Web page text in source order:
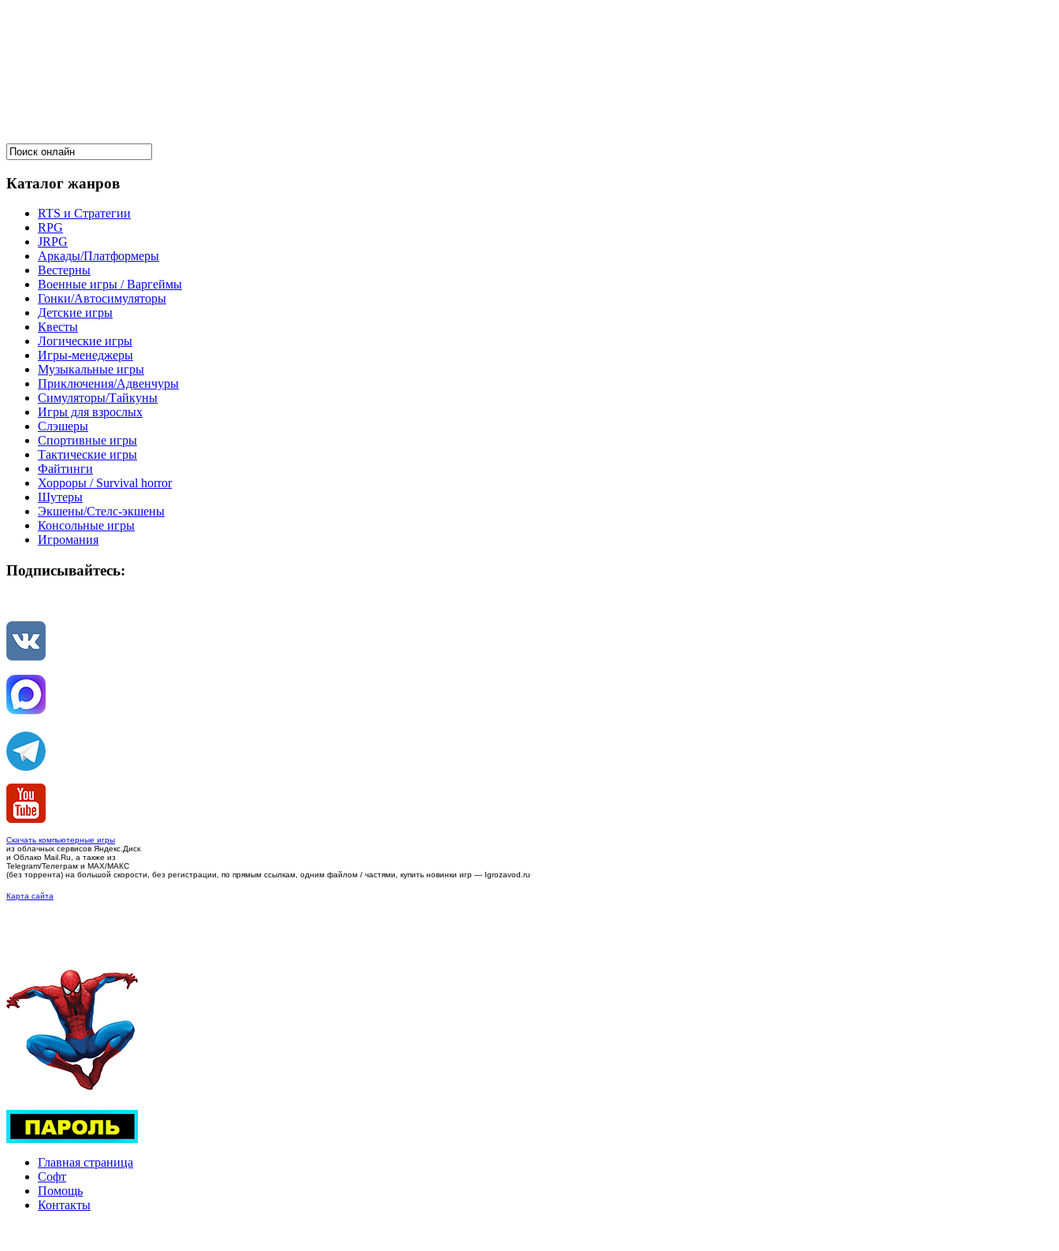
Каталог жанров
RTS и Стратегии
RPG
JRPG
Аркады/Платформеры
Вестерны
Военные игры / Варгеймы
Гонки/Автосимуляторы
Детские игры
Квесты
Логические игры
Игры-менеджеры
Музыкальные игры
Приключения/Адвенчуры
Симуляторы/Тайкуны
Игры для взрослых
Слэшеры
Спортивные игры
Тактические игры
Файтинги
Хорроры / Survival horror
Шутеры
Экшены/Стелс-экшены
Консольные игры
Игромания
Подписывайтесь:
Скачать компьютерные игры
из облачных сервисов Яндекс.Диск
и Облако Mail.Ru, а также из
Telegram/Телеграм и MAX/МАКС
(без торрента) на большой скорости, без регистрации, по прямым ссылкам, одним файлом / частями, купить новинки игр — Igrozavod.ru
Карта сайта
Главная страница
Софт
Помощь
Контакты